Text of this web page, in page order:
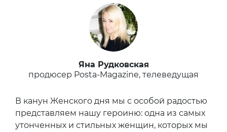
Яна Рудковская
продюсер Posta-Magazine, телеведущая
В канун Женского дня мы с особой радостью
представляем нашу героиню: одна из самых
утонченных и стильных женщин, которых мы